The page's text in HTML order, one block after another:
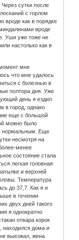
сутки после
с горлом
вроде как в порядке
вроде
Уши уже тоже не
настолько как в
мне
что мне удалось
с болезнью в
полтора дня. Уже
день я ездил
в город, однако
еще с большой
можно было
нормальным. Еще
несмотря на
менее
состояние стала
легкая головная
и верхней
Температура
до 37,7. Как я и
в течении
двух дней такого
я однократно
отвара корок
находился дома и
выезжал, жена